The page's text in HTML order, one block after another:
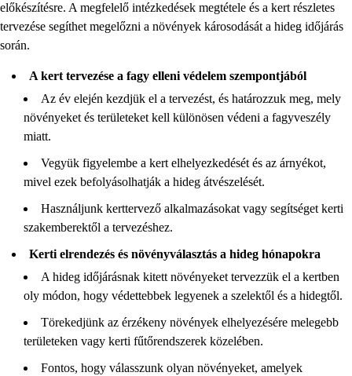
előkészítésre. A megfelelő intézkedések megtétele és a kert részletes
tervezése segíthet megelőzni a növények károsodását a hideg időjárás
során.
A kert tervezése a fagy elleni védelem szempontjából
Az év elején kezdjük el a tervezést, és határozzuk meg, mely
növényeket és területeket kell különösen védeni a fagyveszély
miatt.
Vegyük figyelembe a kert elhelyezkedését és az árnyékot,
mivel ezek befolyásolhatják a hideg átvészelését.
Használjunk kerttervező alkalmazásokat vagy segítséget kerti
szakemberektől a tervezéshez.
Kerti elrendezés és növényválasztás a hideg hónapokra
A hideg időjárásnak kitett növényeket tervezzük el a kertben
oly módon, hogy védettebbek legyenek a szelektől és a hidegtől.
Törekedjünk az érzékeny növények elhelyezésére melegebb
területeken vagy kerti fűtőrendszerek közelében.
Fontos, hogy válasszunk olyan növényeket, amelyek